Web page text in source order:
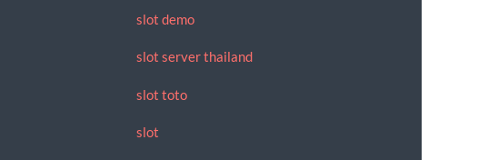
slot demo
slot server thailand
slot toto
slot